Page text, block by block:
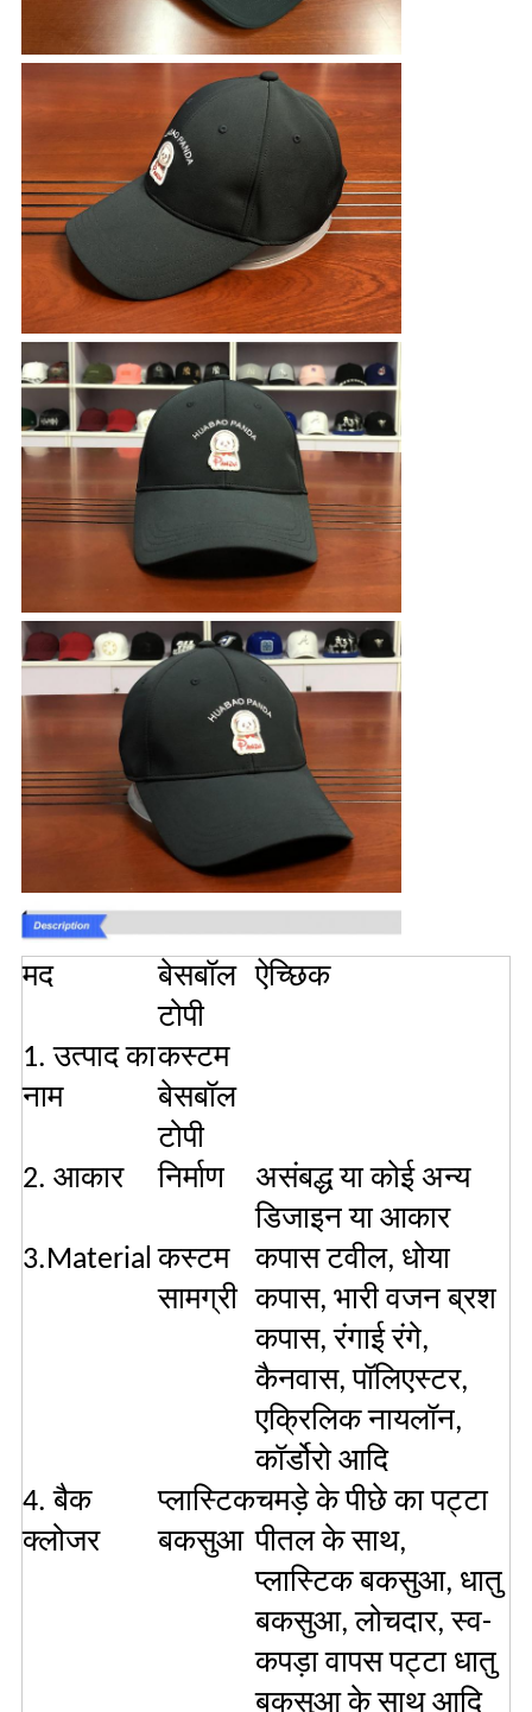
मद
बेसबॉल
टोपी
ऐच्छिक
1. उत्पाद का
नाम
कस्टम
बेसबॉल
टोपी
2. आकार
निर्माण
असंबद्ध या कोई अन्य
डिजाइन या आकार
3.Material कस्टम
सामग्री
कपास टवील, धोया
कपास, भारी वजन ब्रश
कपास, रंगाई रंगे,
कैनवास, पॉलिएस्टर,
एक्रिलिक नायलॉन,
कॉर्डोरो आदि
4. बैक
क्लोजर
प्लास्टिक
बकसुआ
चमड़े के पीछे का पट्टा
पीतल के साथ,
प्लास्टिक बकसुआ, धातु
बकसुआ, लोचदार, स्व-
कपड़ा वापस पट्टा धातु
बकसुआ के साथ आदि